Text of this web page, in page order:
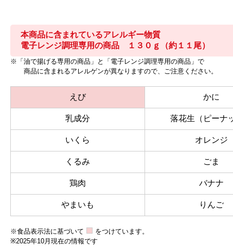
本商品に含まれているアレルギー物質
電子レンジ調理専用の商品 １３０ｇ（約１１尾）
※「油で揚げる専用の商品」と「電子レンジ調理専用の商品」で
商品に含まれるアレルゲンが異なりますので、ご注意ください。
えび かに
乳成分 落花生（ピーナ
いくら オレンジ
くるみ ごま
鶏肉 バナナ
やまいも りんご
※食品表示法に基づいて
をつけています。
※2025年10月現在の情報です